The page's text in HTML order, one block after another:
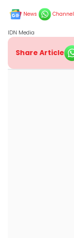
News Channel
IDN Media
Share Article